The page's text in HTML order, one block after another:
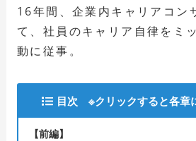
16年間、企業内キャリアコン
て、社員のキャリア自律をミ
動に従事。
目次 ※クリックすると各章
【前編】